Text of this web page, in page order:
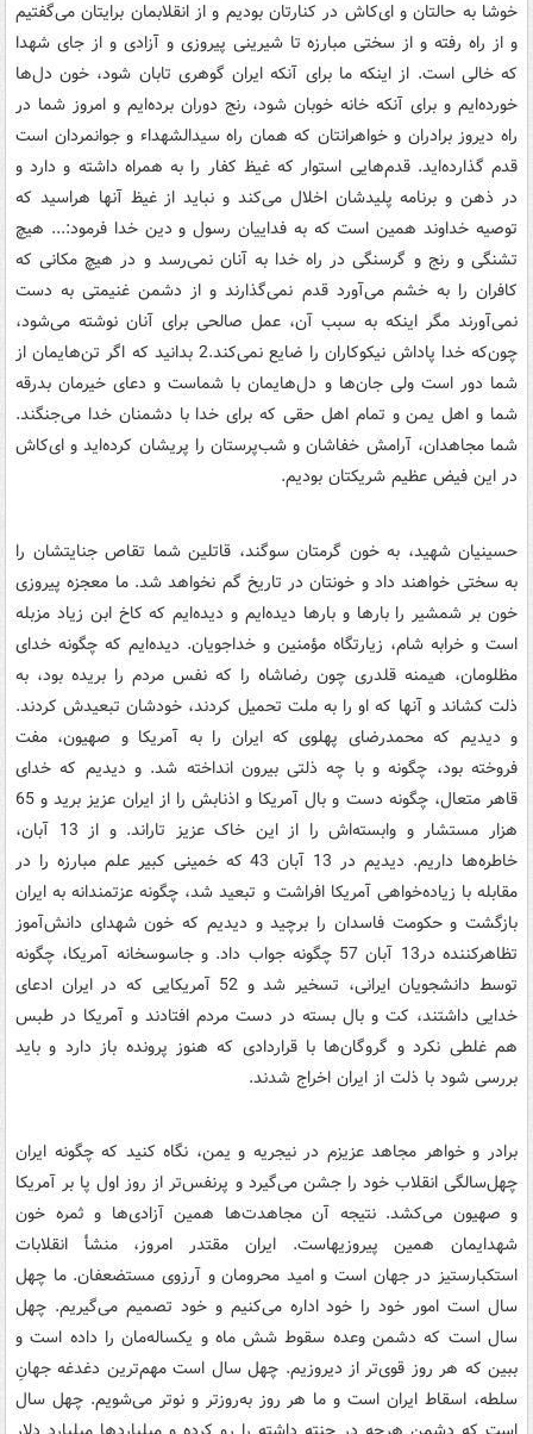
خوشا به حالتان و ای‌کاش در کنارتان بودیم و از انقلابمان برایتان می‌گفتیم
و از راه رفته و از سختی مبارزه تا شیرینی پیروزی و آزادی و از جای شهدا
که خالی است. از اینکه ما برای آنکه ایران گوهری تابان شود، خون دل‌ها
خورده‌ایم و برای آنکه خانه خوبان شود، رنج دوران برده‌ایم و امروز شما در
راه دیروز برادران و خواهرانتان که همان راه سیدالشهداء و جوانمردان است
قدم گذارده‌اید. قدم‌هایی استوار که غیظ کفار را به همراه داشته و دارد و
در ذهن و برنامه پلیدشان اخلال می‌کند و نباید از غیظ آنها هراسید که
توصیه خداوند همین است که به فداییان رسول و دین خدا فرمود:... هیچ
تشنگی و رنج و گرسنگی در راه خدا به آنان نمی‌‏رسد و در هیچ مکانی که
کافران را به خشم می‌‏آورد قدم نمی‌گذارند و از دشمن غنیمتی به دست
نمی‌‏آورند مگر اینکه به سبب آن، عمل صالحی برای آنان نوشته می‌شود،
چون‌که خدا پاداش نیکوکاران را ضایع نمی‌‏کند.2 بدانید که اگر تن‌هایمان از
شما دور است ولی جان‌ها و دل‌هایمان با شماست و دعای خیرمان بدرقه
شما و اهل یمن و تمام اهل حقی که برای خدا با دشمنان خدا می‌جنگند.
شما مجاهدان، آرامش خفاشان و شب‌پرستان را پریشان کرده‌اید و ای‌کاش
در این فیض عظیم شریکتان بودیم.
حسینیان شهید، به خون گرمتان سوگند، قاتلین شما تقاص جنایتشان را
به سختی خواهند داد و خونتان در تاریخ گم نخواهد شد. ما معجزه پیروزی
خون بر شمشیر را بارها و بارها دیده‌ایم و دیده‌ایم که کاخ ابن زیاد مزبله
است و خرابه شام، زیارتگاه مؤمنین و خداجویان. دیده‌ایم که چگونه خدای
مظلومان، هیمنه قلدری چون رضاشاه را که نفس مردم را بریده بود، به
ذلت کشاند و آنها که او را به ملت تحمیل کردند، خودشان تبعیدش کردند.
و دیدیم که محمدرضای پهلوی که ایران را به آمریکا و صهیون، مفت
فروخته بود، چگونه و با چه ذلتی بیرون انداخته شد. و دیدیم که خدای
قاهر متعال، چگونه دست و بال آمریکا و اذنابش را از ایران عزیز برید و 65
هزار مستشار و وابسته‌اش را از این خاک عزیز تاراند. و از 13 آبان،
خاطره‌ها داریم. دیدیم در 13 آبان 43 که خمینی کبیر علم مبارزه را در
مقابله با زیاده‌خواهی آمریکا افراشت و تبعید شد، چگونه عزتمندانه به ایران
بازگشت و حکومت فاسدان را برچید و دیدیم که خون شهدای دانش‌آموز
تظاهرکننده در13 آبان 57 چگونه جواب داد. و جاسوسخانه آمریکا، چگونه
توسط دانشجویان ایرانی، تسخیر شد و 52 آمریکایی که در ایران ادعای
خدایی داشتند، کت و بال بسته در دست مردم افتادند و آمریکا در طبس
هم غلطی نکرد و گروگان‌ها با قراردادی که هنوز پرونده باز دارد و باید
بررسی شود با ذلت از ایران اخراج شدند.
برادر و خواهر مجاهد عزیزم در نیجریه و یمن، نگاه کنید که چگونه ایران
چهل‌سالگی انقلاب خود را جشن می‌گیرد و پرنفس‌تر از روز اول پا بر آمریکا
و صهیون می‌کشد. نتیجه آن مجاهدت‌ها همین آزادی‌ها و ثمره خون
شهدایمان همین پیروزیهاست. ایران مقتدر امروز، منشأ انقلابات
استکبارستیز در جهان است و امید محرومان و آرزوی مستضعفان. ما چهل
سال است امور خود را خود اداره می‌کنیم و خود تصمیم می‌گیریم. چهل
سال است که دشمن وعده سقوط شش ماه و یکساله‌مان را داده است و
ببین که هر روز قوی‌تر از دیروزیم. چهل سال است مهم‌ترین دغدغه جهانِ
سلطه، اسقاط ایران است و ما هر روز به‌روزتر و نوتر می‌شویم. چهل سال